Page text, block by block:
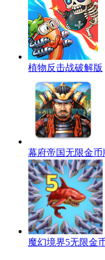
植物反击战破解版
幕府帝国无限金币
魔幻境界5无限金